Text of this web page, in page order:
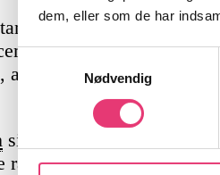
dem, eller som de har
Samtykkevalg
Nødvendig
faldt i januar 2026
og det laveste
at Bank of England kan
signalerer, at prispresset i
råderum til at lempe